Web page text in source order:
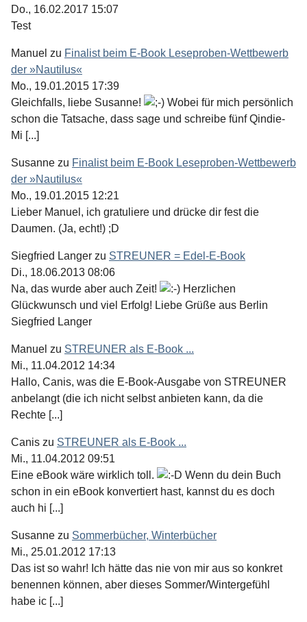
Do., 16.02.2017 15:07
Test
Manuel zu Finalist beim E-Book Leseproben-Wettbewerb
der »Nautilus«
Mo., 19.01.2015 17:39
Gleichfalls, liebe Susanne!
Wobei für mich persönlich
schon die Tatsache, dass sage und schreibe fünf Qindie-
Mi [...]
Susanne zu Finalist beim E-Book Leseproben-Wettbewerb
der »Nautilus«
Mo., 19.01.2015 12:21
Lieber Manuel, ich gratuliere und drücke dir fest die
Daumen. (Ja, echt!) ;D
Siegfried Langer zu STREUNER = Edel-E-Book
Di., 18.06.2013 08:06
Na, das wurde aber auch Zeit!
Herzlichen
Glückwunsch und viel Erfolg! Liebe Grüße aus Berlin
Siegfried Langer
Manuel zu STREUNER als E-Book ...
Mi., 11.04.2012 14:34
Hallo, Canis, was die E-Book-Ausgabe von STREUNER
anbelangt (die ich nicht selbst anbieten kann, da die
Rechte [...]
Canis zu STREUNER als E-Book ...
Mi., 11.04.2012 09:51
Eine eBook wäre wirklich toll.
Wenn du dein Buch
schon in ein eBook konvertiert hast, kannst du es doch
auch hi [...]
Susanne zu Sommerbücher, Winterbücher
Mi., 25.01.2012 17:13
Das ist so wahr! Ich hätte das nie von mir aus so konkret
benennen können, aber dieses Sommer/Wintergefühl
habe ic [...]